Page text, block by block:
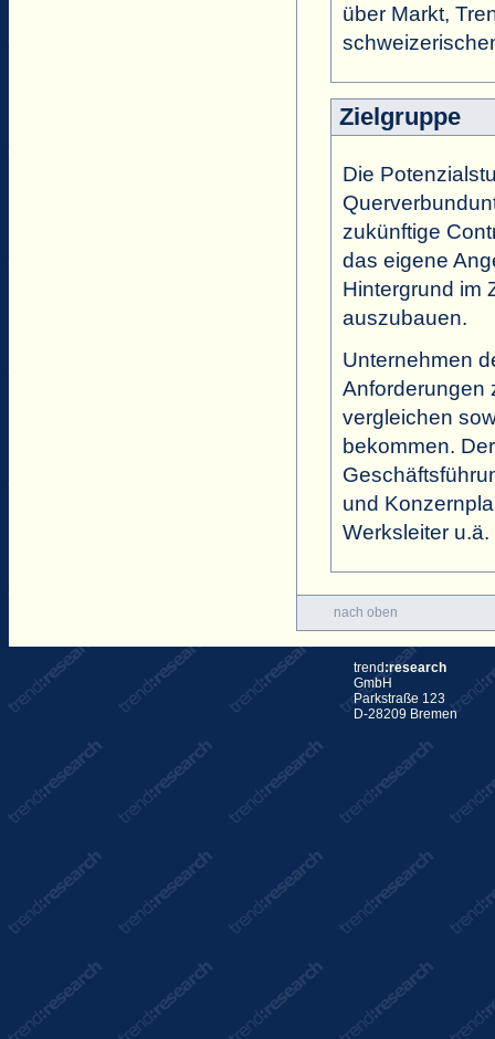
über Markt,
Zielgruppe
Die
zukünftige
das eigene
Hintergrund im
auszubauen.
Unternehmen
Anforderungen
vergleichen
bekommen.
und
Werksleiter u.ä.
nach oben
trend:research
GmbH
Parkstraße 123
D-28209 Bremen